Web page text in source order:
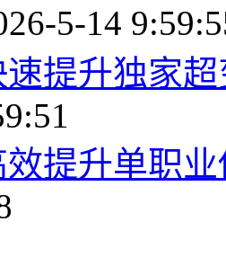
5-14
提升独家
提升单职